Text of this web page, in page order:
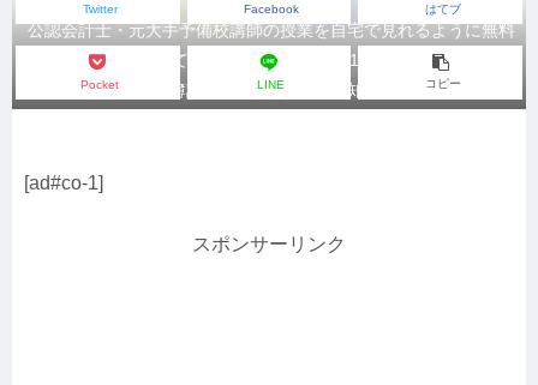
公認会計士・元大手予備校講師の授業を自宅で見れるように無料
講義動画を配信しております。今回は第11章 帳簿の授業です。
全14章建てで簿記3級の合格に必要な知識が身に付きます。
Twitter Facebook はてブ
Pocket LINE コピー
[ad#co-1]
スポンサーリンク